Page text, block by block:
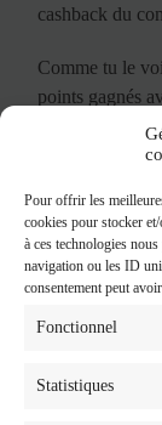
Pour offrir les
cookies pour stocker
à ces technologies
navigation ou les ID
consentement peut
Fonctionnel
Statistiques
cashback du
Comme tu le
points gagnés
exemple, c’est
bienvenue qui
intéressant
de comparer
avant de te
intéressant pour
Gagner